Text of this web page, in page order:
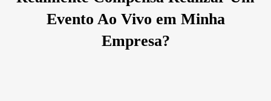
Evento Ao Vivo em Minha
Empresa?